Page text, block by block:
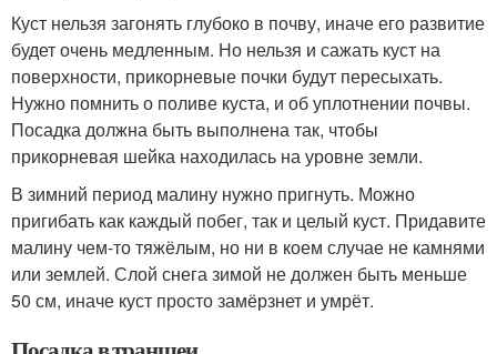
Куст нельзя загонять глубоко в почву, иначе его развитие
будет очень медленным. Но нельзя и сажать куст на
поверхности, прикорневые почки будут пересыхать.
Нужно помнить о поливе куста, и об уплотнении почвы.
Посадка должна быть выполнена так, чтобы
прикорневая шейка находилась на уровне земли.
В зимний период малину нужно пригнуть. Можно
пригибать как каждый побег, так и целый куст. Придавите
малину чем-то тяжёлым, но ни в коем случае не камнями
или землей. Слой снега зимой не должен быть меньше
50 см, иначе куст просто замёрзнет и умрёт.